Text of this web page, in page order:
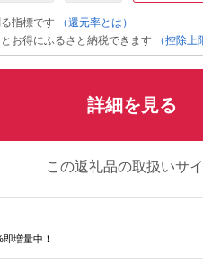
指標です
（還元率とは）
お得にふるさと納税できます
（控除上
詳細を見る
この返礼品の取扱いサ
増量中！